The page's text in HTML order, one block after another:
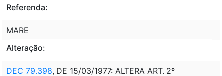
Referenda:
MARE
Alteração:
DEC 79.398, DE 15/03/1977: ALTERA ART. 2º